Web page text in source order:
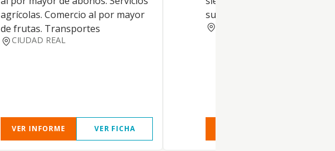
agrícolas. Comercio al por mayor
de frutas. Transportes
CIUDAD REAL
VER INFORME VER FICHA
su actividad principal